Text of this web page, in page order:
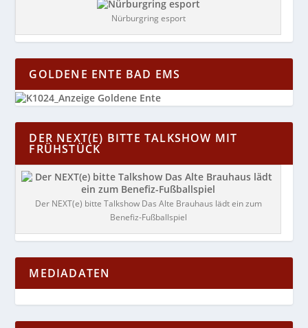
Nürburgring esport
GOLDENE ENTE BAD EMS
DER NEXT(E) BITTE TALKSHOW MIT
FRÜHSTÜCK
Der NEXT(e) bitte Talkshow Das Alte Brauhaus lädt ein zum
Benefiz-Fußballspiel
MEDIADATEN